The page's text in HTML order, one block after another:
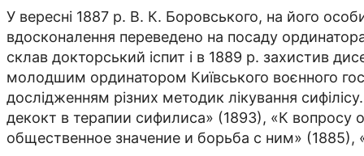
У вересні 1887 р. В. К. Боровського, на його
вдосконалення переведено на посаду
склав докторський іспит і в 1889 р. захистив
молодшим ординатором Київського воєнного
дослідженням різних методик лікування
декокт в терапии сифилиса» (1893), «К вопросу
общественное значение и борьба с ним» (1885),